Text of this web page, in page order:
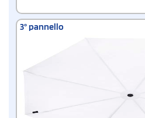
3° pannello